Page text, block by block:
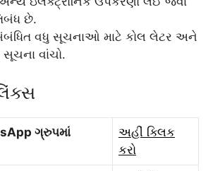
છે.
સંબંધિત વધુ સૂચનાઓ માટે કોલ લેટર અને
સૂચના વાંચો.
ગ્રુપમાં
અહીં ક્લિક
કરો